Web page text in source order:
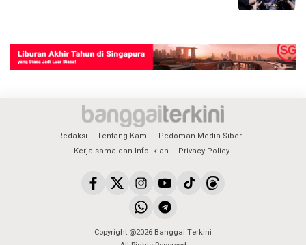
Redaksi Tentang Kami
Pedoman Media Siber
Kerja sama dan Info Iklan
Privacy Policy
Copyright @2026 Banggai Terkini